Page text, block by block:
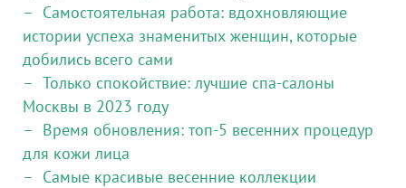
Самостоятельная работа: вдохновляющие
истории успеха знаменитых женщин, которые
добились всего сами
Только спокойствие: лучшие спа-салоны
Москвы в 2023 году
Время обновления: топ-5 весенних процедур
для кожи лица
Самые красивые весенние коллекции